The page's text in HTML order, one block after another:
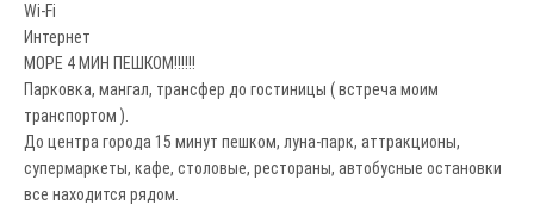
Wi-Fi
Интернет
МОРЕ 4 МИН ПЕШКОМ!!!!!!
Парковка, мангал, трансфер до гостиницы ( встреча моим
транспортом ).
До центра города 15 минут пешком, луна-парк, аттракционы,
супермаркеты, кафе, столовые, рестораны, автобусные остановки
все находится рядом.